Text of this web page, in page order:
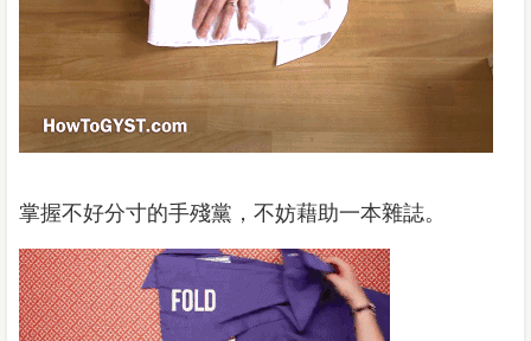
掌握不好分寸的手殘黨，不妨藉助一本雜誌。